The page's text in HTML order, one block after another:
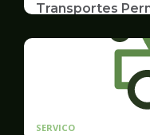
Transportes
Documentação,
SERVICO